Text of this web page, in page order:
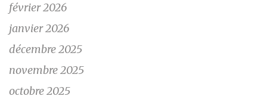
février 2026
janvier 2026
décembre 2025
novembre 2025
octobre 2025